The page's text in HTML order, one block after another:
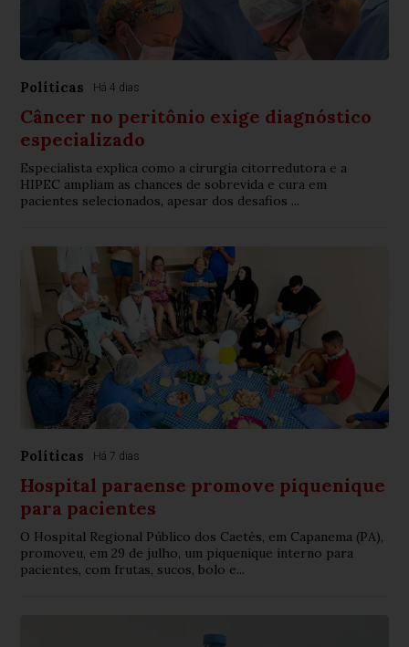
Políticas Há 4 dias
Câncer no peritônio exige diagnóstico
especializado
Especialista explica como a cirurgia citorredutora e a
HIPEC ampliam as chances de sobrevida e cura em
pacientes selecionados, apesar dos desafios ...
Políticas Há 7 dias
Hospital paraense promove piquenique
para pacientes
O Hospital Regional Público dos Caetés, em Capanema (PA),
promoveu, em 29 de julho, um piquenique interno para
pacientes, com frutas, sucos, bolo e...